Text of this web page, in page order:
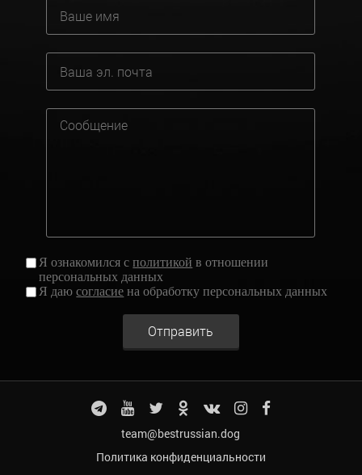
Я ознакомился сполитикой в отношении
персональных данных
Я даюсогласие на обработку персональных данных
Отправить
team@bestrussian.dog
Политика конфиденциальности